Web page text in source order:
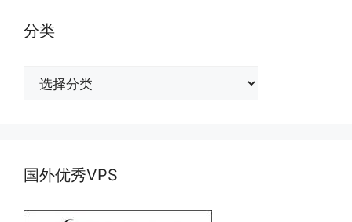
分类
国外优秀VPS